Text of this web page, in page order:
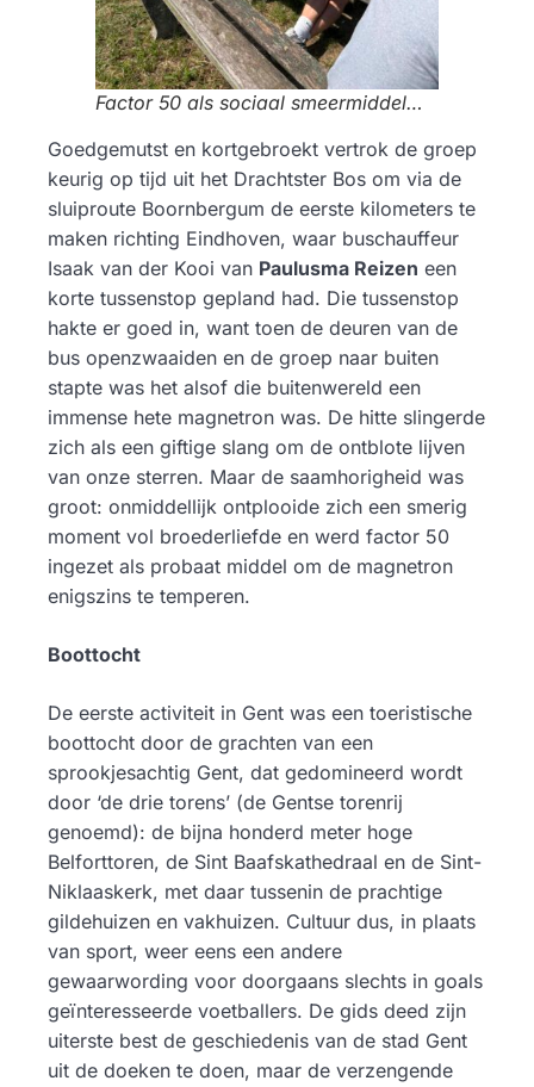
Factor 50 als sociaal smeermiddel…
Goedgemutst en kortgebroekt vertrok de groep
keurig op tijd uit het Drachtster Bos om via de
sluiproute Boornbergum de eerste kilometers te
maken richting Eindhoven, waar buschauffeur
Isaak van der Kooi van Paulusma Reizen een
korte tussenstop gepland had. Die tussenstop
hakte er goed in, want toen de deuren van de
bus openzwaaiden en de groep naar buiten
stapte was het alsof die buitenwereld een
immense hete magnetron was. De hitte slingerde
zich als een giftige slang om de ontblote lijven
van onze sterren. Maar de saamhorigheid was
groot: onmiddellijk ontplooide zich een smerig
moment vol broederliefde en werd factor 50
ingezet als probaat middel om de magnetron
enigszins te temperen.
Boottocht
De eerste activiteit in Gent was een toeristische
boottocht door de grachten van een
sprookjesachtig Gent, dat gedomineerd wordt
door ‘de drie torens’ (de Gentse torenrij
genoemd): de bijna honderd meter hoge
Belforttoren, de Sint Baafskathedraal en de Sint-
Niklaaskerk, met daar tussenin de prachtige
gildehuizen en vakhuizen. Cultuur dus, in plaats
van sport, weer eens een andere
gewaarwording voor doorgaans slechts in goals
geïnteresseerde voetballers. De gids deed zijn
uiterste best de geschiedenis van de stad Gent
uit de doeken te doen, maar de verzengende